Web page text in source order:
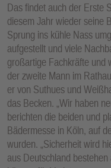
Das findet auch der Erste
diesem Jahr wieder seine
Sprung ins kühle Nass
aufgestellt und viele
großartige Fachkräfte und
der zweite Mann im
er von Suthues und
das Becken. „Wir haben
berichten die beiden und
Bädermesse in Köln, auf
wurden. „Sicherheit wird
aus Deutschland